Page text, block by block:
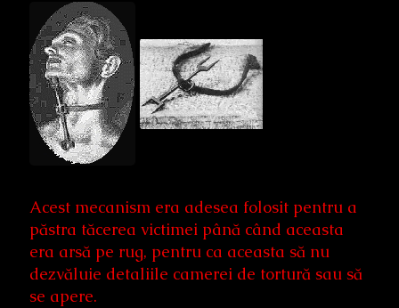
Acest mecanism era adesea folosit pentru a
păstra tăcerea victimei până când aceasta
era arsă pe rug, pentru ca aceasta să nu
dezvăluie detaliile camerei de tortură sau să
se apere.